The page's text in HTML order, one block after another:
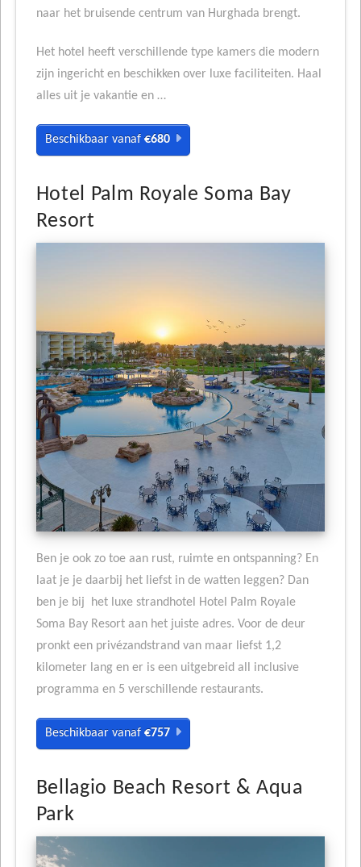
naar het bruisende centrum van Hurghada brengt.
Het hotel heeft verschillende type kamers die modern
zijn ingericht en beschikken over luxe faciliteiten. Haal
alles uit je vakantie en …
Beschikbaar vanaf €680
Hotel Palm Royale Soma Bay
Resort
Ben je ook zo toe aan rust, ruimte en ontspanning? En
laat je je daarbij het liefst in de watten leggen? Dan
ben je bij het luxe strandhotel Hotel Palm Royale
Soma Bay Resort aan het juiste adres. Voor de deur
pronkt een privézandstrand van maar liefst 1,2
kilometer lang en er is een uitgebreid all inclusive
programma en 5 verschillende restaurants.
Beschikbaar vanaf €757
Bellagio Beach Resort & Aqua
Park